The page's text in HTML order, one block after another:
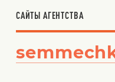
САЙТЫ АГЕНТСТВА